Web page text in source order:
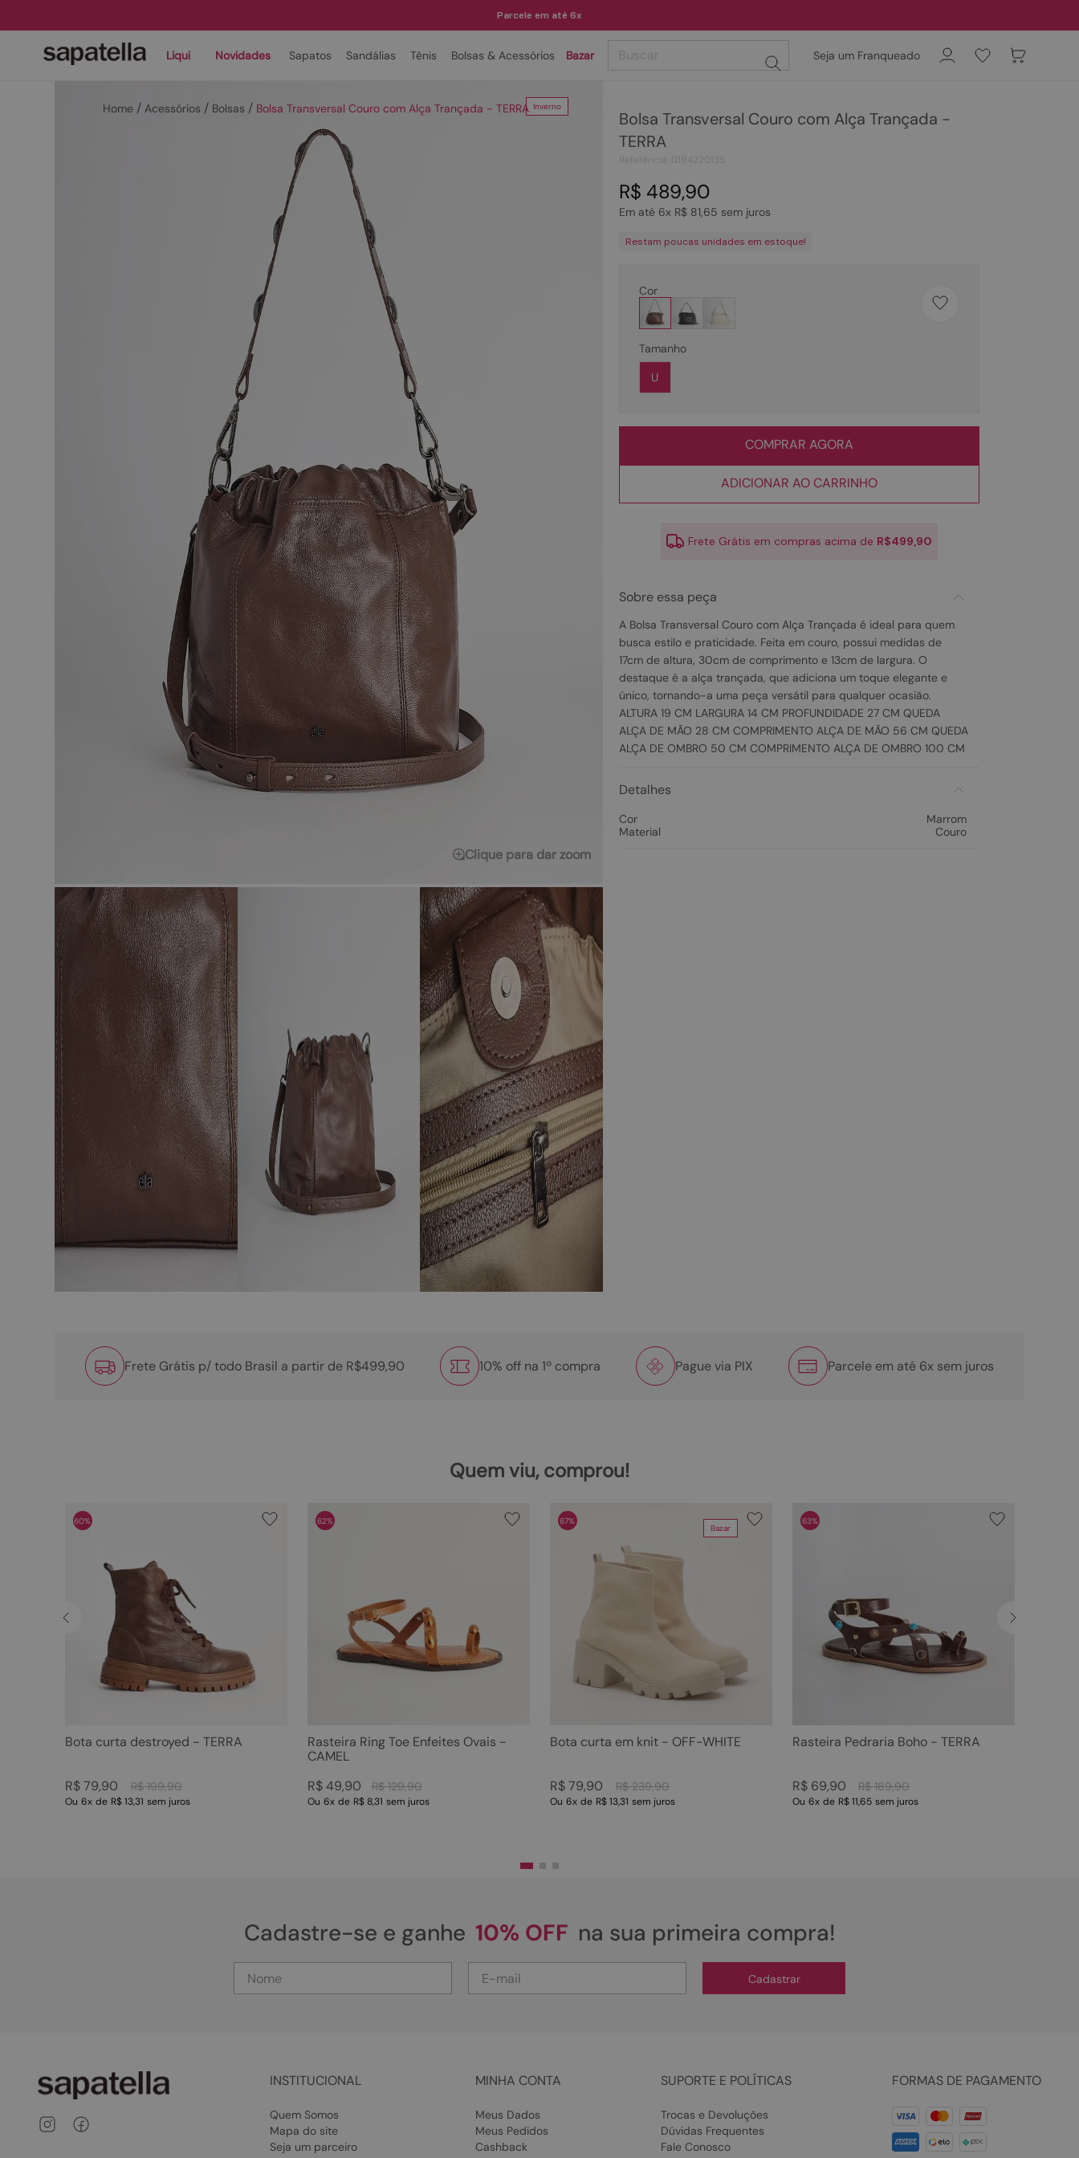
Parcele em até 6x
Liqui Novidades Sapatos Sandálias Tênis Bolsas & Acessórios Bazar Seja um Franqueado
Acessórios Bolsas Bolsa Transversal Couro com Alça Trançada - TERRA Inverno
Clique para dar zoom
Bolsa Transversal Couro com Alça Trançada -
TERRA
R$ 489,90
Em até 6x R$ 81,65 sem juros
Restam poucas unidades em estoque!
Cor
Tamanho
U
COMPRAR AGORA
ADICIONAR AO CARRINHO
Frete Grátis em compras acima de R$499,90
Sobre essa peça
A Bolsa Transversal Couro com Alça Trançada é ideal para quem
busca estilo e praticidade. Feita em couro, possui medidas de
17cm de altura, 30cm de comprimento e 13cm de largura. O
destaque é a alça trançada, que adiciona um toque elegante e
único, tornando-a uma peça versátil para qualquer ocasião.
ALTURA 19 CM LARGURA 14 CM PROFUNDIDADE 27 CM QUEDA
ALÇA DE MÃO 28 CM COMPRIMENTO ALÇA DE MÃO 56 CM QUEDA
ALÇA DE OMBRO 50 CM COMPRIMENTO ALÇA DE OMBRO 100 CM
Detalhes
Cor
Marrom
Material
Couro
Frete Grátis p/ todo Brasil a partir de R$499,90 10% off na 1º compra Pague via PIX Parcele em até 6x sem juros
Quem viu, comprou!
60%
Bota curta destroyed - TERRA
R$ 199,90
R$ 79,90
Ou 6x de R$ 13,31 sem juros
62%
Rasteira Ring Toe Enfeites Ovais -
CAMEL
R$ 129,90
R$ 49,90
Ou 6x de R$ 8,31 sem juros
Bazar
67%
Bota curta em knit - OFF-WHITE
R$ 239,90
R$ 79,90
Ou 6x de R$ 13,31 sem juros
63%
Rasteira Pedraria Boho - TERRA
R$ 189,90
R$ 69,90
Ou 6x de R$ 11,65 sem juros
Cadastre-se e ganhe 10% OFF na sua primeira compra!
Cadastrar
INSTITUCIONAL
Quem Somos
Mapa do site
Seja um parceiro
MINHA CONTA
Meus Dados
Meus Pedidos
Cashback
SUPORTE E POLÍTICAS
Trocas e Devoluções
Dúvidas Frequentes
Fale Conosco
FORMAS DE PAGAMENTO
TERMOS MAIS BUSCADOS